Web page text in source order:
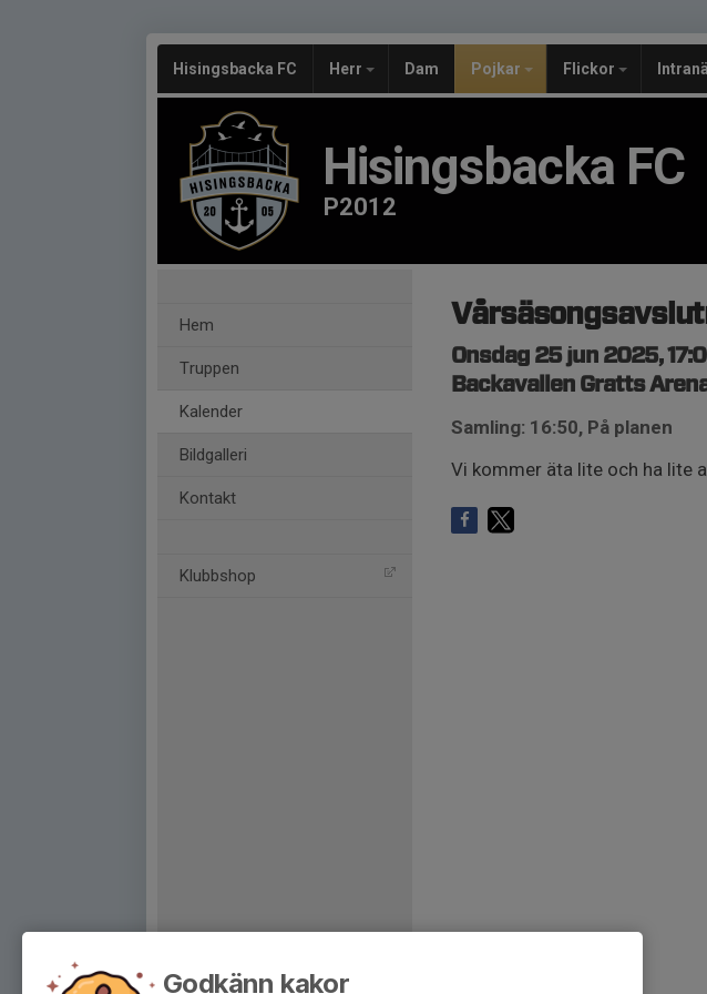
Hisingsbacka FC Herr Dam Pojkar Flickor
Hisingsbacka FC
P2012
Hem
Truppen
Kalender
Bildgalleri
Kontakt
Klubbshop
Onsdag 25 jun 2025,
Backavallen Gratts
Samling: 16:50, På planen
Vi kommer äta lite och ha lite
Godkänn kakor